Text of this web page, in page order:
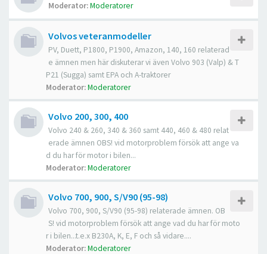
Moderator:Moderatorer
Volvos veteranmodeller
PV, Duett, P1800, P1900, Amazon, 140, 160 relaterad
e ämnen men här diskuterar vi även Volvo 903 (Valp) & T
P21 (Sugga) samt EPA och A-traktorer
Moderator:Moderatorer
Volvo 200, 300, 400
Volvo 240 & 260, 340 & 360 samt 440, 460 & 480 relat
erade ämnen OBS! vid motorproblem försök att ange va
d du har för motor i bilen...
Moderator:Moderatorer
Volvo 700, 900, S/V90 (95-98)
Volvo 700, 900, S/V90 (95-98) relaterade ämnen. OB
S! vid motorproblem försök att ange vad du har för moto
r i bilen...t.e.x B230A, K, E, F och så vidare....
Moderator:Moderatorer